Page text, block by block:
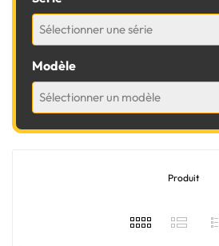
Sélectionner une série
Modèle
Sélectionner un modèle
Produit